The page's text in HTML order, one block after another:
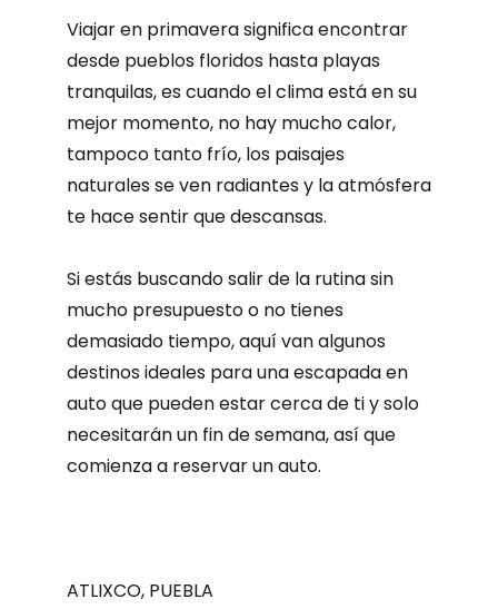
Viajar en primavera significa encontrar
desde pueblos floridos hasta playas
tranquilas, es cuando el clima está en su
mejor momento, no hay mucho calor,
tampoco tanto frío, los paisajes
naturales se ven radiantes y la atmósfera
te hace sentir que descansas.
Si estás buscando salir de la rutina sin
mucho presupuesto o no tienes
demasiado tiempo, aquí van algunos
destinos ideales para una escapada en
auto que pueden estar cerca de ti y solo
necesitarán un fin de semana, así que
comienza a reservar un auto.
ATLIXCO, PUEBLA